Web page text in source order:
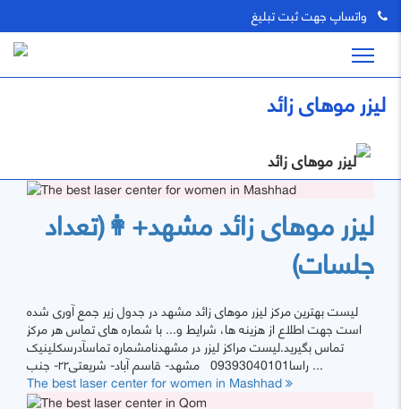
واتساپ جهت ثبت تبلیغ
لیزر موهای زائد
لیزر موهای زائد مشهد+👩(تعداد
جلسات)
لیست بهترین مرکز لیزر موهای زائد مشهد در جدول زیر جمع آوری شده
است جهت اطلاع از هزینه ها، شرایط و... با شماره های تماس هر مرکز
تماس بگیرید.لیست مراکز لیزر در مشهدنامشماره تماسآدرسکلینیک
راسا09393040101 مشهد- قاسم آباد- شریعتی۲۲- جنب ...
The best laser center for women in Mashhad